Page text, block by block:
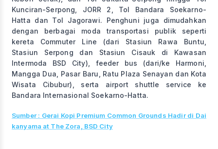
Kunciran-Serpong, JORR 2, Tol Bandara Soekarno-
Hatta dan Tol Jagorawi. Penghuni juga dimudahkan
dengan berbagai moda transportasi publik seperti
kereta Commuter Line (dari Stasiun Rawa Buntu,
Stasiun Serpong dan Stasiun Cisauk di Kawasan
Intermoda BSD City), feeder bus (dari/ke Harmoni,
Mangga Dua, Pasar Baru, Ratu Plaza Senayan dan Kota
Wisata Cibubur), serta airport shuttle service ke
Bandara Internasional Soekarno-Hatta.
Sumber : Gerai Kopi Premium Common Grounds Hadir di Dai
kanyama at The Zora, BSD City